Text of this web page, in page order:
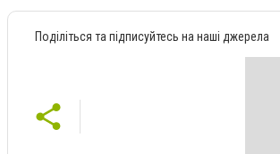
Поділіться та підписуйтесь на наші джерела